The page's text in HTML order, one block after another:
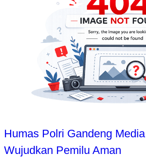
Humas Polri Gandeng
Wujudkan Pemilu Aman